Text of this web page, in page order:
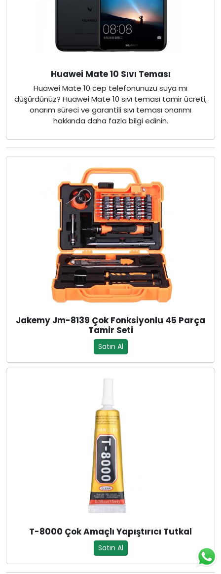
Huawei Mate 10 Sıvı Teması
Huawei Mate 10 cep telefonunuzu suya mı
düşürdünüz? Huawei Mate 10 sıvı teması tamir ücreti,
onarım süreci ve garantili sıvı teması onarımı
hakkında daha fazla bilgi edinin.
Jakemy Jm-8139 Çok Fonksiyonlu 45 Parça
Tamir Seti
Satın Al
T-8000 Çok Amaçlı Yapıştırıcı Tutkal
Satın Al